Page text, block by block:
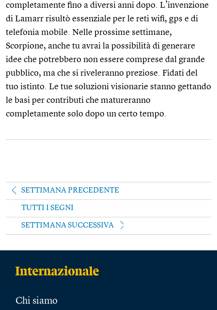
completamente fino a diversi anni dopo. L’invenzione
di Lamarr risultò essenziale per le reti wifi, gps e di
telefonia mobile. Nelle prossime settimane,
Scorpione, anche tu avrai la possibilità di generare
idee che potrebbero non essere comprese dal grande
pubblico, ma che si riveleranno preziose. Fidati del
tuo istinto. Le tue soluzioni visionarie stanno gettando
le basi per contributi che matureranno
completamente solo dopo un certo tempo.
SETTIMANA PRECEDENTE
TUTTI I SEGNI
SETTIMANA SUCCESSIVA
Chi siamo